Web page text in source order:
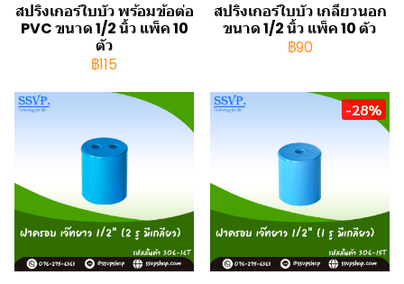
สปริงเกอร์ใบบัว พร้อมข้อต่อ
PVC ขนาด 1/2 นิ้ว แพ็ค 10
ตัว
฿115
สปริงเกอร์ใบบัว เกลียวนอก
ขนาด 1/2 นิ้ว แพ็ค 10 ตัว
฿90
-28%